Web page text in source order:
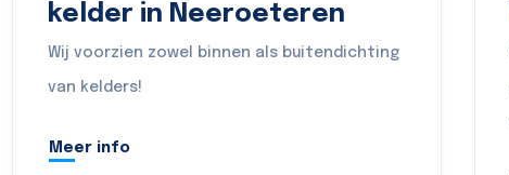
kelder in Neeroeteren
Wij voorzien zowel binnen als buitendichting
van kelders!
Meer info